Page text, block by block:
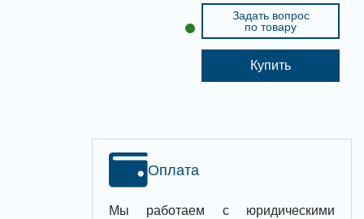
Задать вопрос
по товару
Купить
Оплата
Мы работаем с юридическими